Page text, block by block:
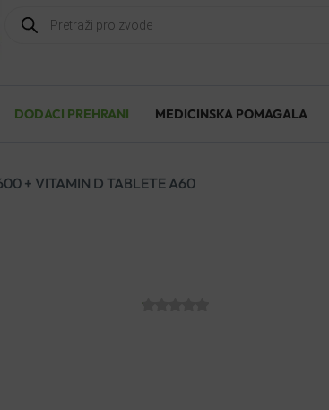
Products
search
DODACI PREHRANI MEDICINSKA POMAGALA
+ VITAMIN D TABLETE A60
NATURAL